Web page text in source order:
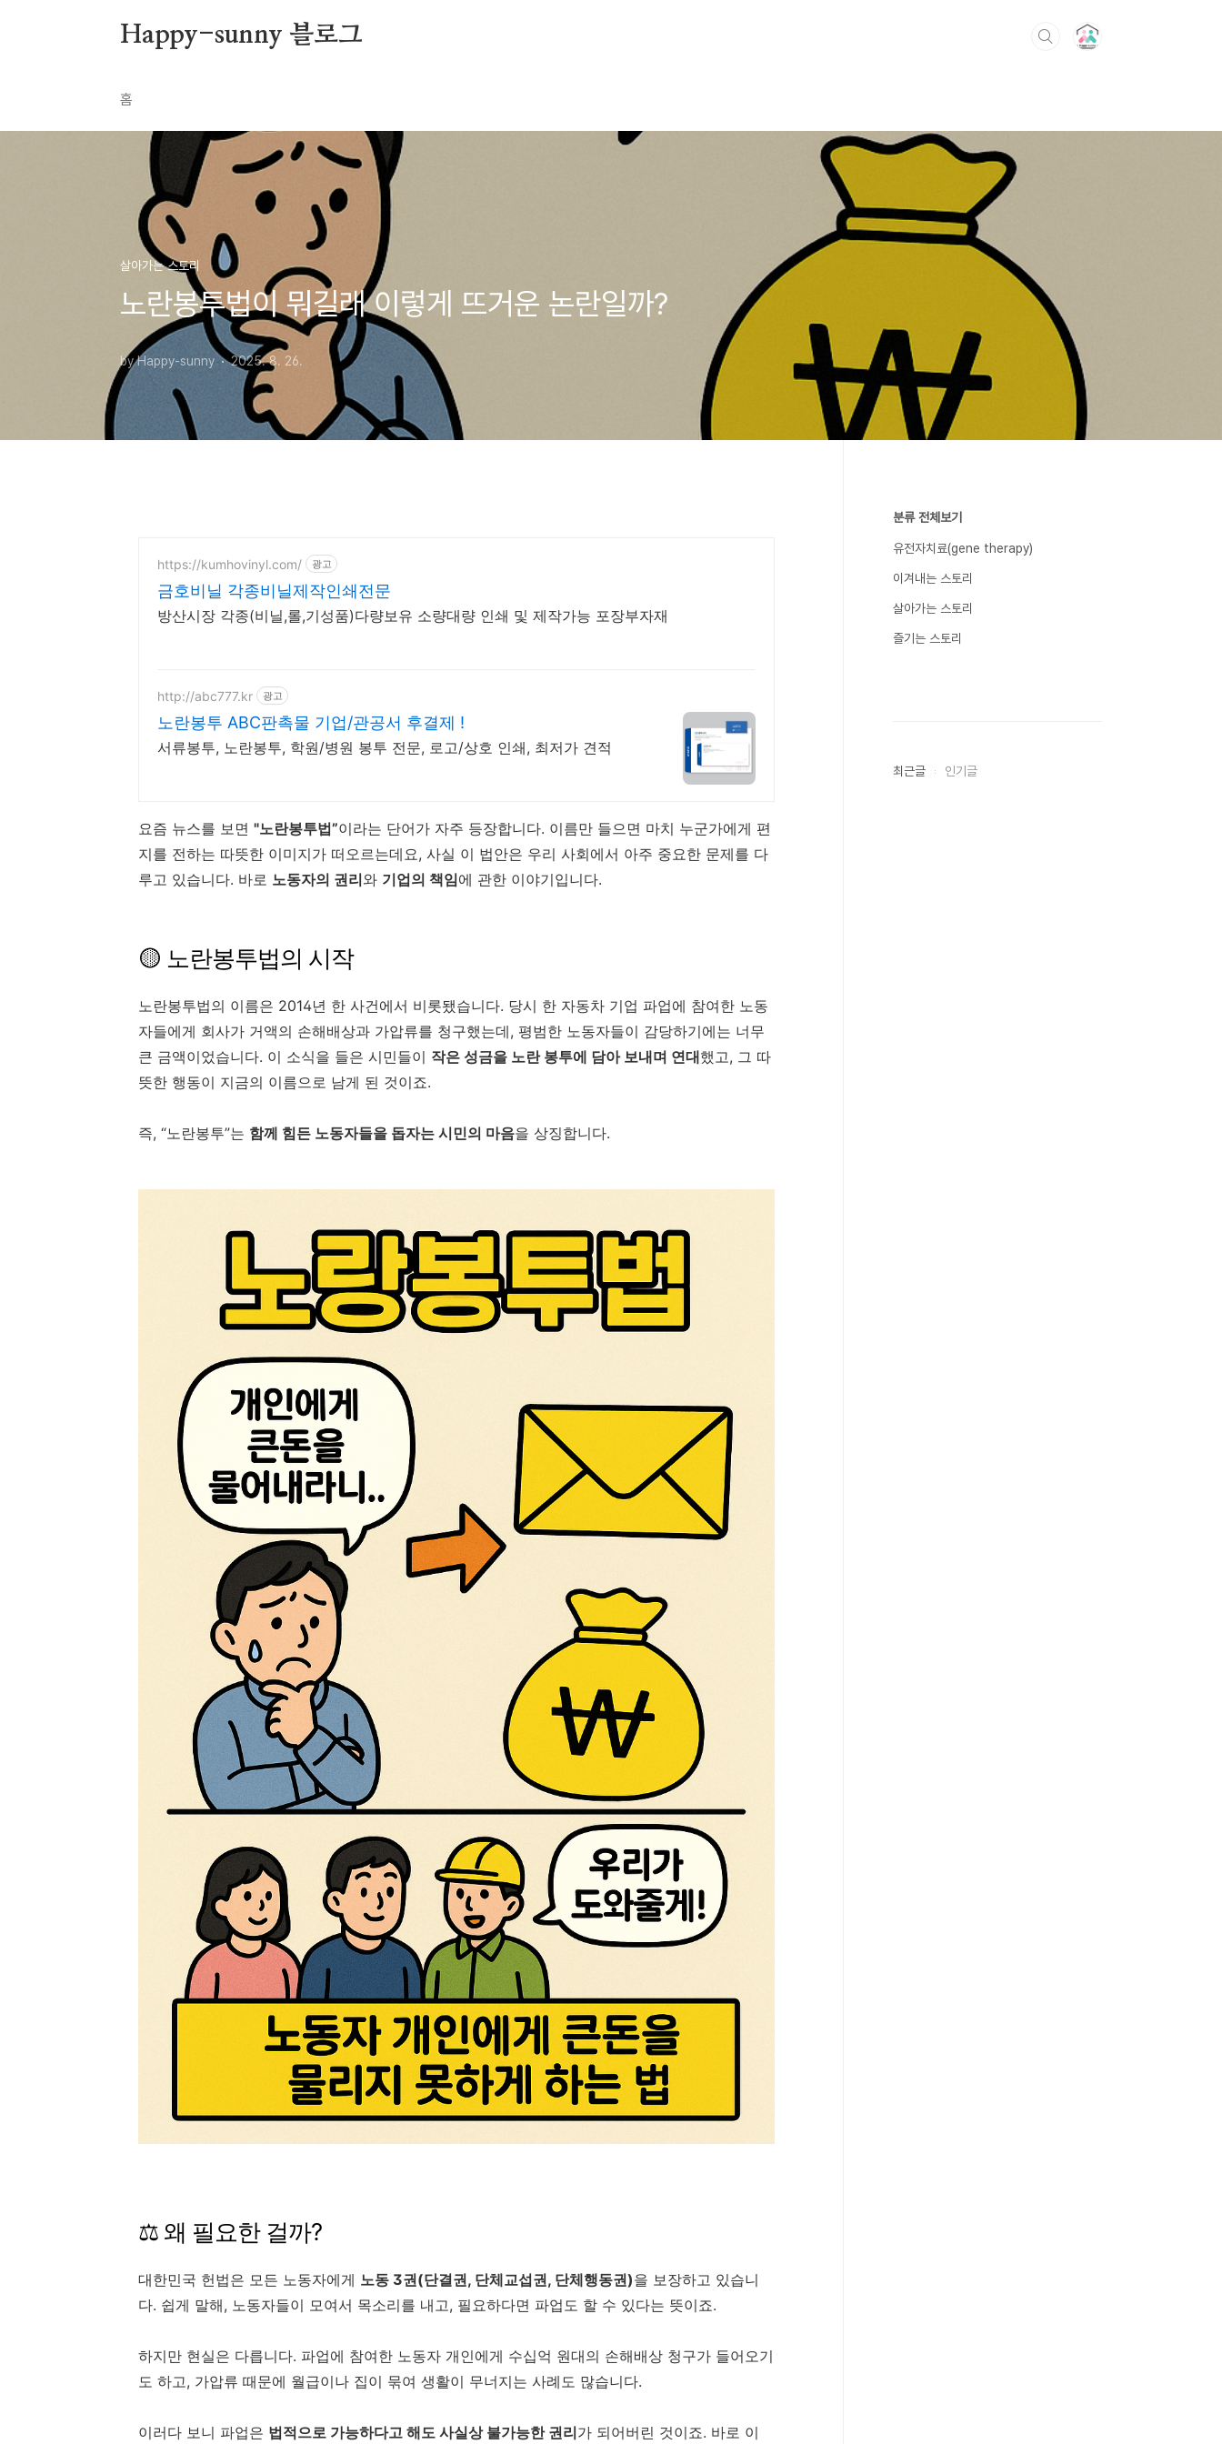
Happy-sunny 블로그
홈
살아가는 스토리
노란봉투법이 뭐길래 이렇게 뜨거운 논란일까?
by Happy-sunny 2025. 8. 26.
https://kumhovinyl.com/ 광고
금호비닐 각종비닐제작인쇄전문
방산시장 각종(비닐,롤,기성품)다량보유 소량대량 인쇄 및 제작가능 포장부자재
http://abc777.kr 광고
노란봉투 ABC판촉물 기업/관공서 후결제 !
서류봉투, 노란봉투, 학원/병원 봉투 전문, 로고/상호 인쇄, 최저가 견적
요즘 뉴스를 보면 "노란봉투법”이라는 단어가 자주 등장합니다. 이름만 들으면 마치 누군가에게 편
지를 전하는 따뜻한 이미지가 떠오르는데요, 사실 이 법안은 우리 사회에서 아주 중요한 문제를 다
루고 있습니다. 바로 노동자의 권리와 기업의 책임에 관한 이야기입니다.
🟡 노란봉투법의 시작
노란봉투법의 이름은 2014년 한 사건에서 비롯됐습니다. 당시 한 자동차 기업 파업에 참여한 노동
자들에게 회사가 거액의 손해배상과 가압류를 청구했는데, 평범한 노동자들이 감당하기에는 너무
큰 금액이었습니다. 이 소식을 들은 시민들이 작은 성금을 노란 봉투에 담아 보내며 연대했고, 그 따
뜻한 행동이 지금의 이름으로 남게 된 것이죠.
즉, “노란봉투”는 함께 힘든 노동자들을 돕자는 시민의 마음을 상징합니다.
⚖️ 왜 필요한 걸까?
대한민국 헌법은 모든 노동자에게 노동 3권(단결권, 단체교섭권, 단체행동권)을 보장하고 있습니
다. 쉽게 말해, 노동자들이 모여서 목소리를 내고, 필요하다면 파업도 할 수 있다는 뜻이죠.
하지만 현실은 다릅니다. 파업에 참여한 노동자 개인에게 수십억 원대의 손해배상 청구가 들어오기
도 하고, 가압류 때문에 월급이나 집이 묶여 생활이 무너지는 사례도 많습니다.
이러다 보니 파업은 법적으로 가능하다고 해도 사실상 불가능한 권리가 되어버린 것이죠. 바로 이
분류 전체보기
유전자치료(gene therapy)
이겨내는 스토리
살아가는 스토리
즐기는 스토리
최근글 인기글